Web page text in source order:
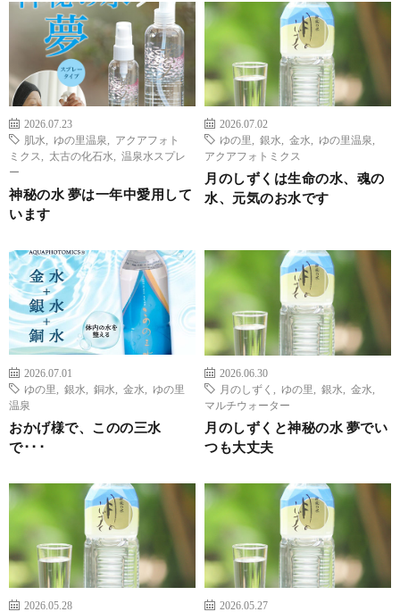
2026.07.23
肌水
ゆの里温泉
アクアフォト
ミクス
太古の化石水
温泉水スプレ
ー
神秘の水 夢は一年中愛用して
います
2026.07.02
ゆの里
銀水 金水 ゆの里温泉
アクアフォトミクス
月のしずくは生命の水、魂の
水、元気のお水です
2026.07.01
ゆの里
銀水 銅水 金水
ゆの里
温泉
おかげ様で、このの三水
で･･･
2026.06.30
月のしずく
ゆの里 銀水 金水
マルチウォーター
月のしずくと神秘の水 夢でい
つも大丈夫
2026.05.28
2026.05.27